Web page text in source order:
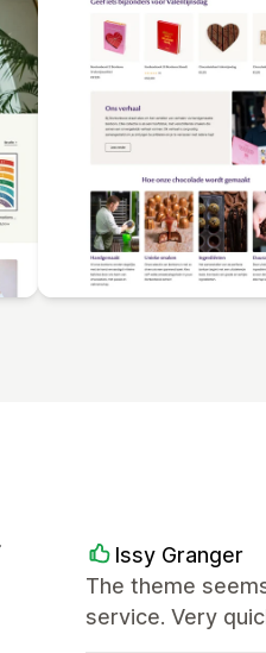
Issy Granger
The theme
service. Very